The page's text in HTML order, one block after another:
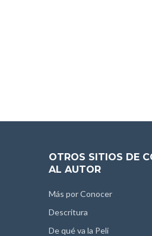
OTROS SITIOS DE
AL AUTOR
Más por Conocer
Descritura
De qué va la Peli